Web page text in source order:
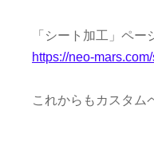
「シート加工」ペー
https://neo-
これからもカスタム